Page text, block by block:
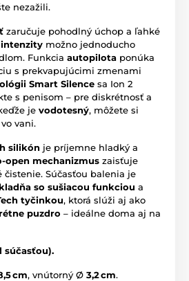
nezažili.
zaručuje pohodlný úchop a ľahké
možno jednoducho
Funkcia autopilota ponúka
s prekvapujúcimi zmenami
Smart Silence sa Ion 2
s penisom – pre diskrétnosť a
je vodotesný, môžete si
vani.
silikón je príjemne hladký a
open mechanizmus zaisťuje
čistenie. Súčasťou balenia je
so sušiacou funkciou a
tyčinkou, ktorá slúži aj ako
puzdro – ideálne doma aj na
súčasťou).
cm, vnútorný Ø 3,2 cm.